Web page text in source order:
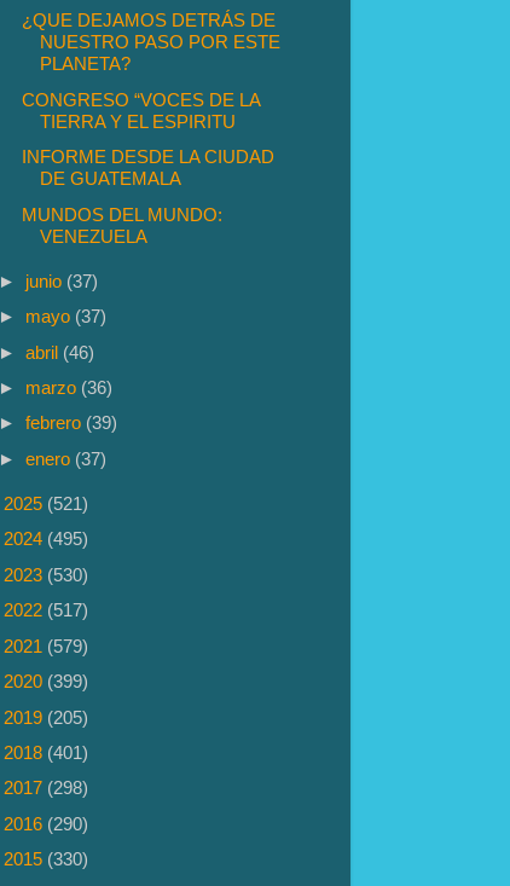
¿QUE DEJAMOS DETRÁS DE
NUESTRO PASO POR ESTE
PLANETA?
CONGRESO “VOCES DE LA
TIERRA Y EL ESPIRITU
INFORME DESDE LA CIUDAD
DE GUATEMALA
MUNDOS DEL MUNDO:
VENEZUELA
► junio (37)
► mayo (37)
►abril (46)
► marzo (36)
►febrero (39)
►enero (37)
2025 (521)
2024 (495)
2023 (530)
2022 (517)
2021 (579)
2020 (399)
2019 (205)
2018 (401)
2017 (298)
2016 (290)
2015 (330)